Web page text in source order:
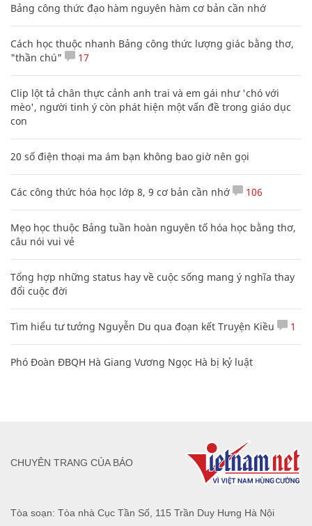
Bảng công thức đạo hàm nguyên hàm cơ bản cần nhớ
Cách học thuộc nhanh Bảng công thức lượng giác bằng thơ,
"thần chú"
17
Clip lột tả chân thực cảnh anh trai và em gái như 'chó với
mèo', người tinh ý còn phát hiện một vấn đề trong giáo dục
con
20 số điện thoại ma ám bạn không bao giờ nên gọi
Các công thức hóa học lớp 8, 9 cơ bản cần nhớ 106
Mẹo học thuộc Bảng tuần hoàn nguyên tố hóa học bằng thơ,
câu nói vui vẻ
Tổng hợp những status hay về cuộc sống mang ý nghĩa thay
đổi cuộc đời
Tìm hiểu tư tưởng Nguyễn Du qua đoạn kết Truyện Kiều 1
Phó Đoàn ĐBQH Hà Giang Vương Ngọc Hà bị kỷ luật
Tòa soạn: Tòa nhà Cục Tần Số, 115 Trần Duy Hưng Hà Nội
CHUYÊN TRANG CỦA BÁO